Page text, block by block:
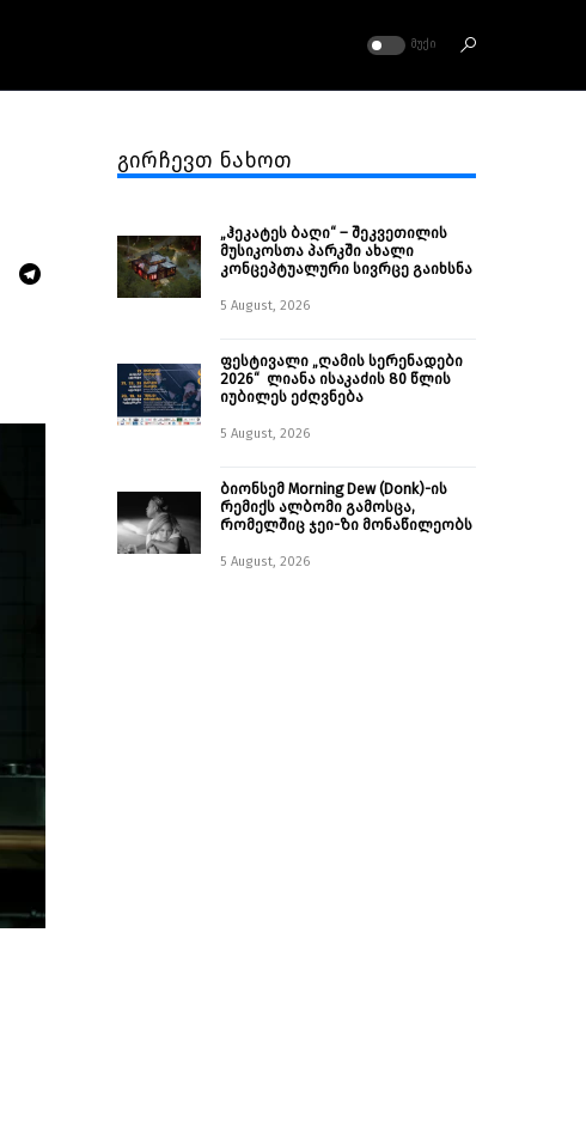
ᲛᲣᲥᲘ
გირჩევთ ნახოთ
„ჰეკატეს ბაღი“ – შეკვეთილის
მუსიკოსთა პარკში ახალი
კონცეპტუალური სივრცე გაიხსნა ￼
5 August, 2026
ფესტივალი „ღამის სერენადები
2026“ ლიანა ისაკაძის 80 წლის
იუბილეს ეძღვნება
5 August, 2026
ბიონსემ Morning Dew (Donk)-ის
რემიქს ალბომი გამოსცა,
რომელშიც ჯეი-ზი მონაწილეობს
5 August, 2026